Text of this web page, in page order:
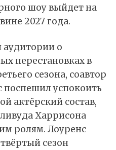
шоу выйдет на
2027 года.
аудитории о
перестановках в
сезона, соавтор
поспешил успокоить
актёрский состав,
Харрисона
ролям. Лоуренс
сезон